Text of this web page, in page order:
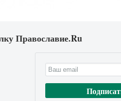
Православие.Ru